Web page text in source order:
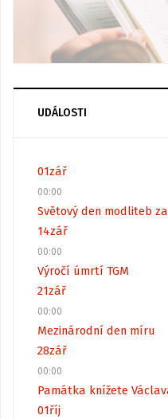
UDÁLOSTI
01zář
00:00
Světový den modliteb
14zář
00:00
Výročí úmrtí TGM
21zář
00:00
Mezinárodní den míru
28zář
00:00
Památka knížete
01říj